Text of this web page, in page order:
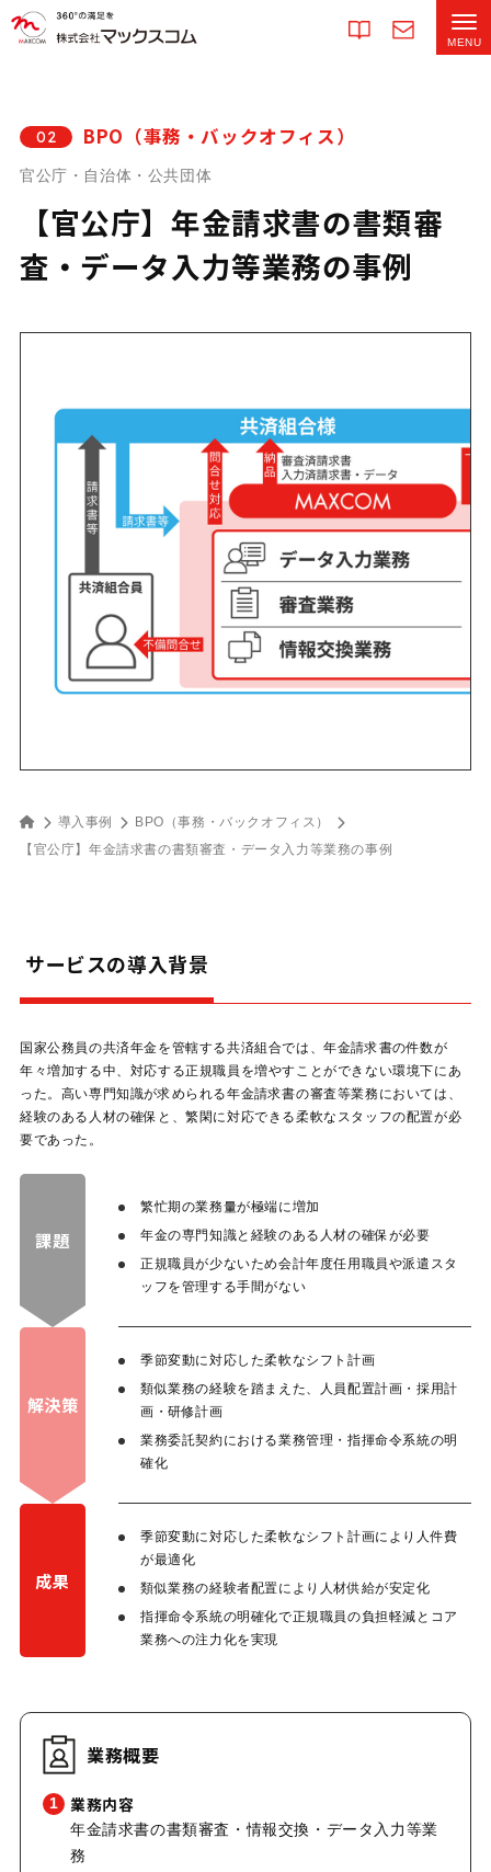
02 BPO（事務・バックオフィス）
官公庁・自治体・公共団体
【官公庁】年金請求書の書類審
査・データ入力等業務の事例
導入事例
BPO（事務・バックオフィス）
【官公庁】年金請求書の書類審査・データ入力等業務の事例
サービスの導入背景
国家公務員の共済年金を管轄する共済組合では、年金請求書の件数が
年々増加する中、対応する正規職員を増やすことができない環境下にあ
った。高い専門知識が求められる年金請求書の審査等業務においては、
経験のある人材の確保と、繁閑に対応できる柔軟なスタッフの配置が必
要であった。
課題
繁忙期の業務量が極端に増加
年金の専門知識と経験のある人材の確保が必要
正規職員が少ないため会計年度任用職員や派遣スタ
ッフを管理する手間がない
解決策
季節変動に対応した柔軟なシフト計画
類似業務の経験を踏まえた、人員配置計画・採用計
画・研修計画
業務委託契約における業務管理・指揮命令系統の明
確化
成果
季節変動に対応した柔軟なシフト計画により人件費
が最適化
類似業務の経験者配置により人材供給が安定化
指揮命令系統の明確化で正規職員の負担軽減とコア
業務への注力化を実現
業務概要
1 業務内容
年金請求書の書類審査・情報交換・データ入力等業
務